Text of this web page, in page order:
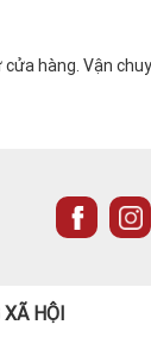
hàng. Vận
XÃ HỘI